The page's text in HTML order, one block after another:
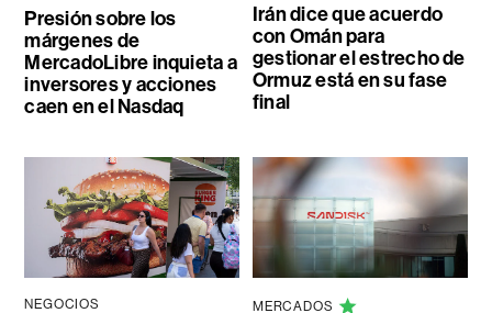
Presión sobre los
márgenes de
MercadoLibre inquieta a
inversores y acciones
caen en el Nasdaq
Irán dice que acuerdo
con Omán para
gestionar el estrecho de
Ormuz está en su fase
final
NEGOCIOS MERCADOS